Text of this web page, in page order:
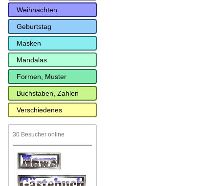
Weihnachten
Geburtstag
Masken
Mandalas
Formen, Muster
Buchstaben, Zahlen
Verschiedenes
30 Besucher online